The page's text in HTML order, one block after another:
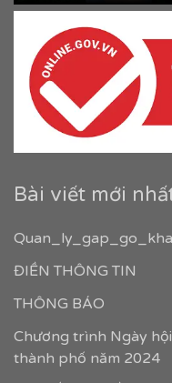
Bài viết mới
ĐIỀN THÔNG TIN
THÔNG BÁO
Chương trình Ngày
thành phố năm 2024